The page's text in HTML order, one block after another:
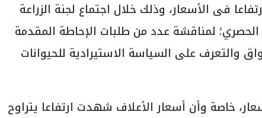
فى الأسعار، وذلك خلال اجتماع لجنة الزراعة
لمناقشة عدد من طلبات الإحاطة المقدمة
والتعرف على السياسة الاستيرادية للحيوانات
خاصة وأن أسعار الأعلاف شهدت ارتفاعا يتراوح